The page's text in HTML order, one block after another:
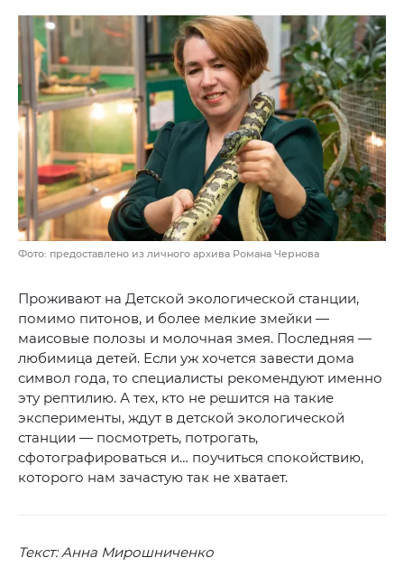
Фото: предоставлено из личного архива Романа Чернова
Проживают на Детской экологической станции,
помимо питонов, и более мелкие змейки —
маисовые полозы и молочная змея. Последняя —
любимица детей. Если уж хочется завести дома
символ года, то специалисты рекомендуют именно
эту рептилию. А тех, кто не решится на такие
эксперименты, ждут в детской экологической
станции — посмотреть, потрогать,
сфотографироваться и… поучиться спокойствию,
которого нам зачастую так не хватает.
Текст: Анна Мирошниченко